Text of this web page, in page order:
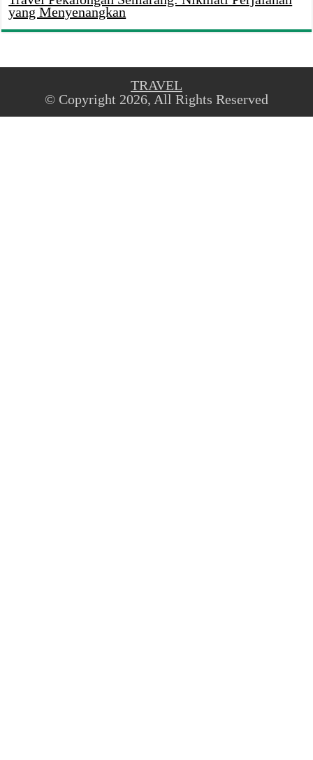
yang Menyenangkan
TRAVEL
© Copyright 2026, All Rights Reserved